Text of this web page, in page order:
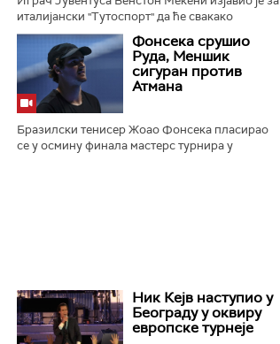
италијански "Тутоспорт" да ће свакако
честитати Душану Влаховићу на било којој
одлуци коју буде донео о наставку...
Фонсека срушио
Руда, Меншик
сигуран против
Атмана
Бразилски тенисер Жоао Фонсека пласирао
се у осмину финала мастерс турнира у
Ник Кејв наступио у
Београду у оквиру
европске турнеје